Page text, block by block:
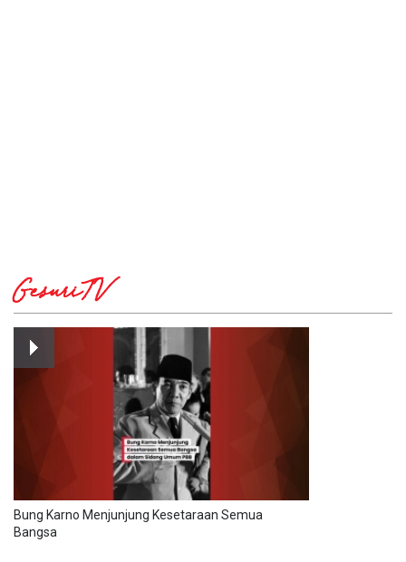
GesuriTV
Bung Karno Menjunjung Kesetaraan Semua
Bangsa